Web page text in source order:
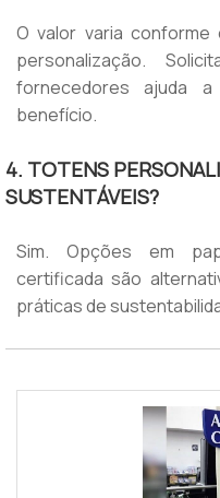
O valor varia
personalização.
fornecedores ajuda
benefício.
4. TOTENS
SUSTENTÁVEIS?
Sim. Opções em
certificada são
práticas de